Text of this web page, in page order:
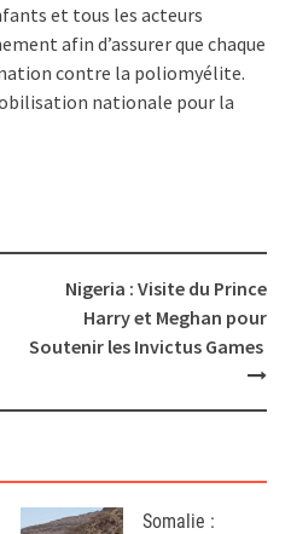
et tous les acteurs
afin d’assurer que chaque
contre la poliomyélite.
nationale pour la
Nigeria : Visite du Prince
Harry et Meghan pour
Soutenir les Invictus Games
Somalie :